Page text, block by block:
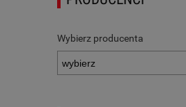
Wybierz producenta